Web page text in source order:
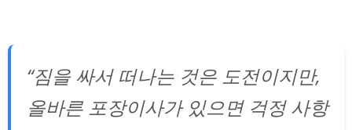
“짐을 싸서 떠나는 것은 도전이지만,
올바른 포장이사가 있으면 걱정 사항